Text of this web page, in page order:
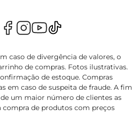
caso de divergência de valores, o
de compras. Fotos ilustrativas.
de estoque. Compras
em caso de suspeita de fraude. A fim
um maior número de clientes as
compra de produtos com preços